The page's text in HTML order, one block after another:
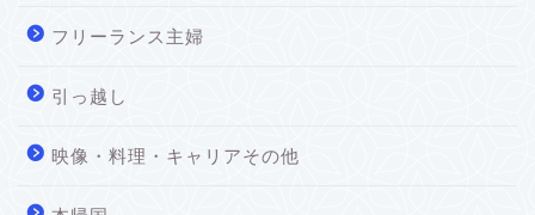
フリーランス主婦
引っ越し
映像・料理・キャリアその他